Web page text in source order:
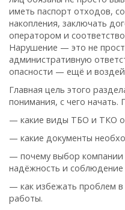
иметь паспорт отходов,
накопления, заключать
оператором и
Нарушение — это не
административную
опасности — ещё и
Главная цель этого
понимания, с чего начать.
— какие виды ТБО и ТКО
— какие документы
— почему выбор
надёжность и соблюдение
— как избежать проблем
работы.